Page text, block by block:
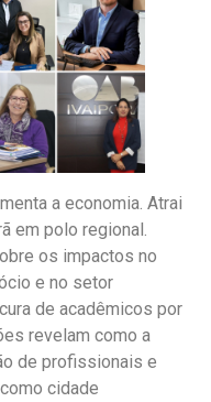
a economia. Atrai
em polo regional.
os impactos no
e no setor
de acadêmicos por
revelam como a
de profissionais e
cidade